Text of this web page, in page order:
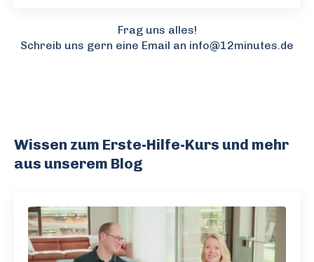
Frag uns alles!
Schreib uns gern eine Email an info@12minutes.de
Wissen zum Erste-Hilfe-Kurs und mehr
aus unserem Blog